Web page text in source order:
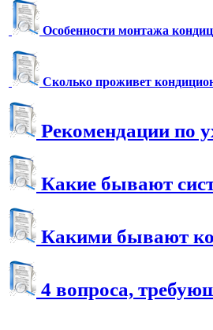
Особенности монтажа
Сколько проживет
Рекомендации по
Какие бывают
Какими бывают
4 вопроса,